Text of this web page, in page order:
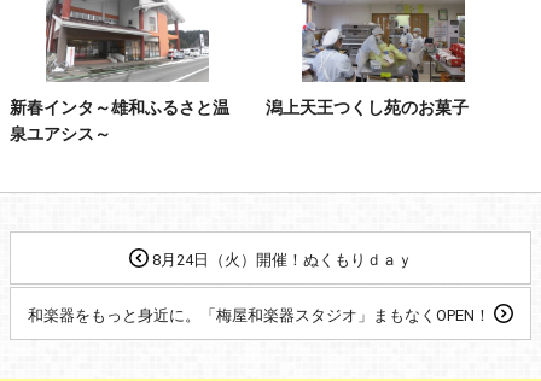
新春インタ～雄和ふるさと温
泉ユアシス～
潟上天王つくし苑のお菓子
8月24日（火）開催！ぬくもりｄａｙ
和楽器をもっと身近に。「梅屋和楽器スタジオ」まもなくOPEN！